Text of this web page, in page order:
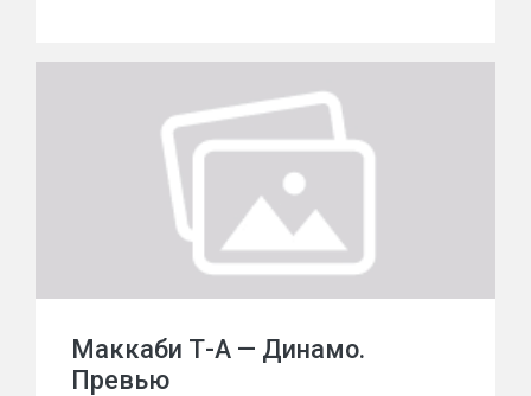
Маккаби Т-А — Динамо.
Превью